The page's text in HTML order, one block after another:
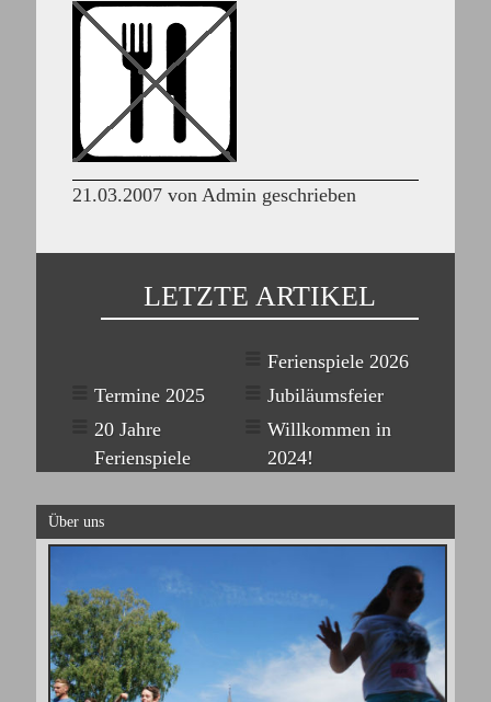
21.03.2007 von Admin geschrieben
LETZTE ARTIKEL
Ferienspiele 2026
Termine 2025
Jubiläumsfeier
20 Jahre
Ferienspiele
Willkommen in
2024!
Über uns